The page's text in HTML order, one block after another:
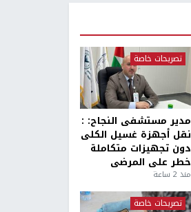
تصريحات خاصة
مدير مستشفى النجاح: :
نقل أجهزة غسيل الكلى
دون تجهيزات متكاملة
خطر على المرضى
منذ 2 ساعة
تصريحات خاصة